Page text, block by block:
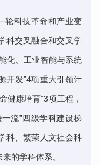
轮科技革命和产业变
科交叉融合和交叉学
化、工业智能与系统
开发”4项重大引领计
健康培育”3项工程，
流”四级学科建设梯
科、繁荣人文社会科
的学科体系。